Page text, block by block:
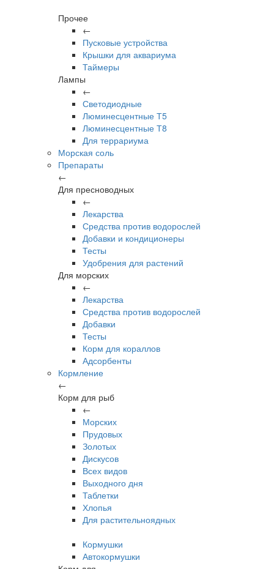
Прочее
←
Пусковые устройства
Крышки для аквариума
Таймеры
Лампы
←
Светодиодные
Люминесцентные Т5
Люминесцентные Т8
Для террариума
Морская соль
Препараты
←
Для пресноводных
←
Лекарства
Средства против водорослей
Добавки и кондиционеры
Тесты
Удобрения для растений
Для морских
←
Лекарства
Средства против водорослей
Добавки
Тесты
Корм для кораллов
Адсорбенты
Кормление
←
Корм для рыб
←
Морских
Прудовых
Золотых
Дискусов
Всех видов
Выходного дня
Таблетки
Хлопья
Для растительноядных
Кормушки
Автокормушки